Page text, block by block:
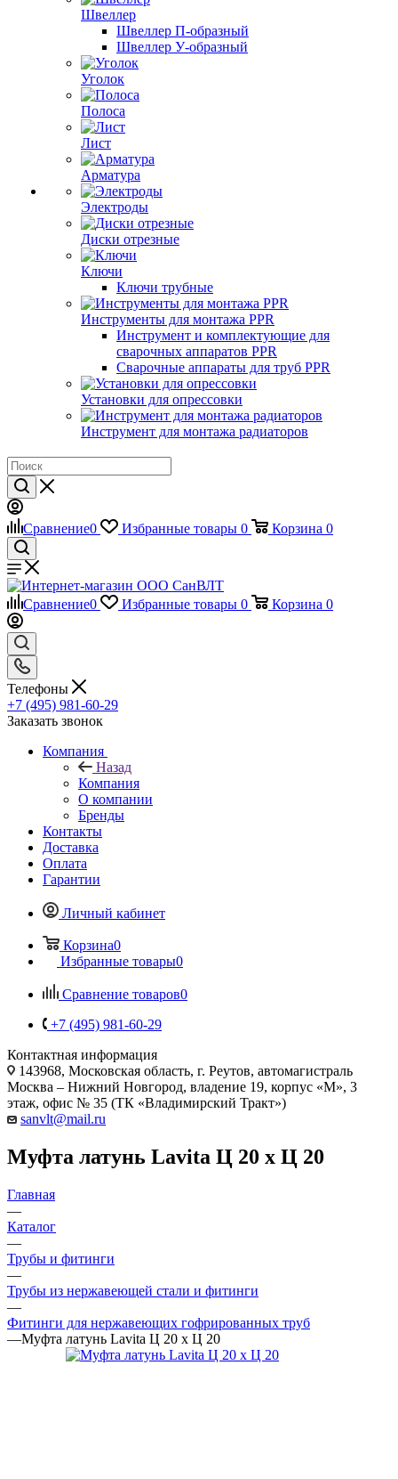
Швеллер
Швеллер П-образный
Швеллер У-образный
Уголок
Полоса
Лист
Арматура
Электроды
Диски отрезные
Ключи
Ключи трубные
Инструменты для монтажа PPR
Инструмент и комплектующие для
сварочных аппаратов PPR
Сварочные аппараты для труб PPR
Установки для опрессовки
Инструмент для монтажа радиаторов
Сравнение0 Избранные товары 0 Корзина 0
Сравнение0 Избранные товары 0 Корзина 0
Телефоны
+7 (495) 981-60-29
Заказать звонок
Компания
Назад
Компания
О компании
Бренды
Контакты
Доставка
Оплата
Гарантии
Личный кабинет
Корзина0
Избранные товары0
Сравнение товаров0
+7 (495) 981-60-29
Контактная информация
143968, Московская область, г. Реутов, автомагистраль
Москва – Нижний Новгород, владение 19, корпус «М», 3
этаж, офис № 35 (ТК «Владимирский Тракт»)
sanvlt@mail.ru
Муфта латунь Lаvita Ц 20 х Ц 20
Главная
—
Каталог
—
Трубы и фитинги
—
Трубы из нержавеющей стали и фитинги
—
Фитинги для нержавеющих гофрированных труб
—Муфта латунь Lаvita Ц 20 х Ц 20